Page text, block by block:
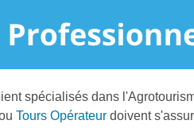
spécialisés dans
Tours Opérateur doivent